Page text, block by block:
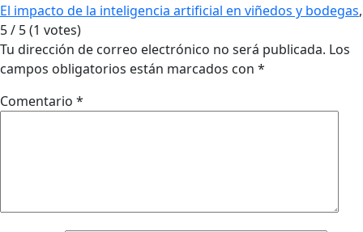
El impacto de la inteligencia artificial en viñedos y bodegas,
5/ 5(1 votes)
Tu dirección de correo electrónico no será publicada. Los
campos obligatorios están marcados con *
Comentario *